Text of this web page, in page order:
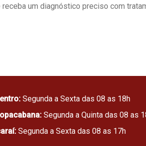
um diagnóstico preciso com
Segunda a Sexta das 08 as 18h
Segunda a Quinta das 08 as
Segunda a Sexta das 08 as 17h